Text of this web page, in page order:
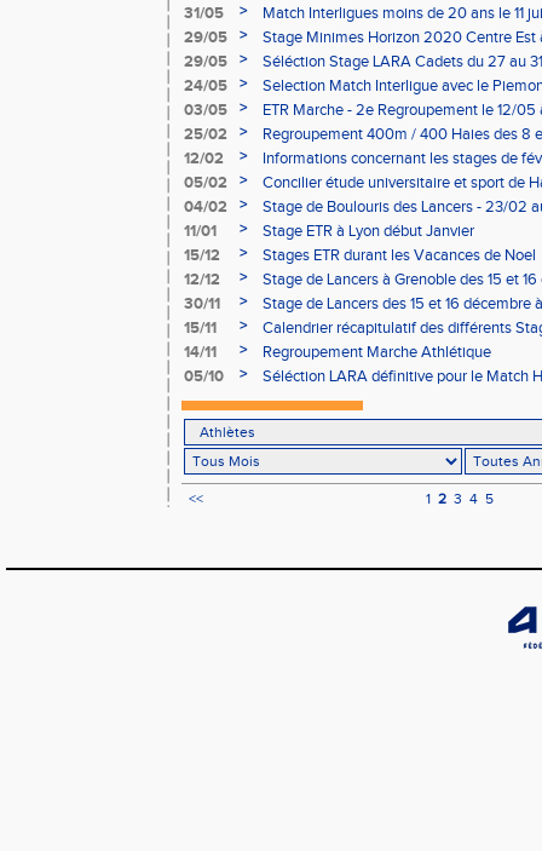
31/05
>
Match Interligues moins de 20 ans le 11
29/05
>
Stage Minimes Horizon 2020 Centre Est
au 12 juillet 2013
29/05 >
Séléction Stage LARA Cadets du 27 au
24/05
>
Selection Match Interligue avec le
03/05
>
ETR Marche - 2e Regroupement le 12/05
25/02
>
Regroupement 400m / 400 Haies des 8
12/02
>
Informations concernant les stages de
Sprint-haies
05/02 >
Concilier étude universitaire et sport de
04/02
>
Stage de Boulouris des Lancers - 23/02
11/01
>
Stage ETR à Lyon début Janvier
15/12
>
Stages ETR durant les Vacances de Noel
12/12
>
Stage de Lancers à Grenoble des 15 et
30/11
>
Stage de Lancers des 15 et 16 décembre
15/11
>
Calendrier récapitulatif des différents
2012/2013
14/11 >
Regroupement Marche Athlétique
05/10
> Séléction LARA définitive pour le Match
<< 1 2 3 4 5